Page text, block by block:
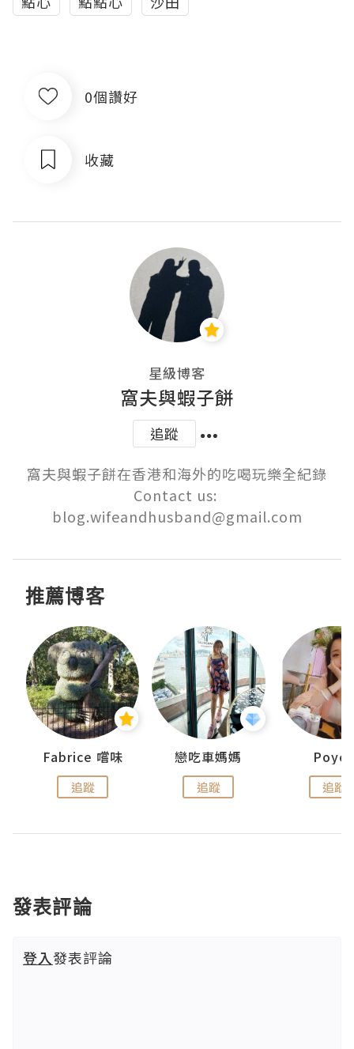
0個讚好
收藏
星級博客
窩夫與蝦子餅
追蹤
窩夫與蝦子餅在香港和海外的吃喝玩樂全紀錄
Contact us:
blog.wifeandhusband@gmail.com
推薦博客
Fabrice 嚐味
追蹤
戀吃車媽媽
追蹤 追蹤
發表評論
登入發表評論